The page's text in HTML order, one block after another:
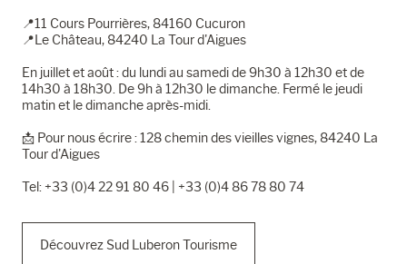
📍11 Cours Pourrières, 84160 Cucuron
📍Le Château, 84240 La Tour d'Aigues
En juillet et août : du lundi au samedi de 9h30 à 12h30 et de
14h30 à 18h30. De 9h à 12h30 le dimanche. Fermé le jeudi
matin et le dimanche après-midi.
📩​ Pour nous écrire : 128 chemin des vieilles vignes, 84240 La
Tour d'Aigues
Tel: +33 (0)4 22 91 80 46 | +33 (0)4 86 78 80 74
Découvrez Sud Luberon Tourisme